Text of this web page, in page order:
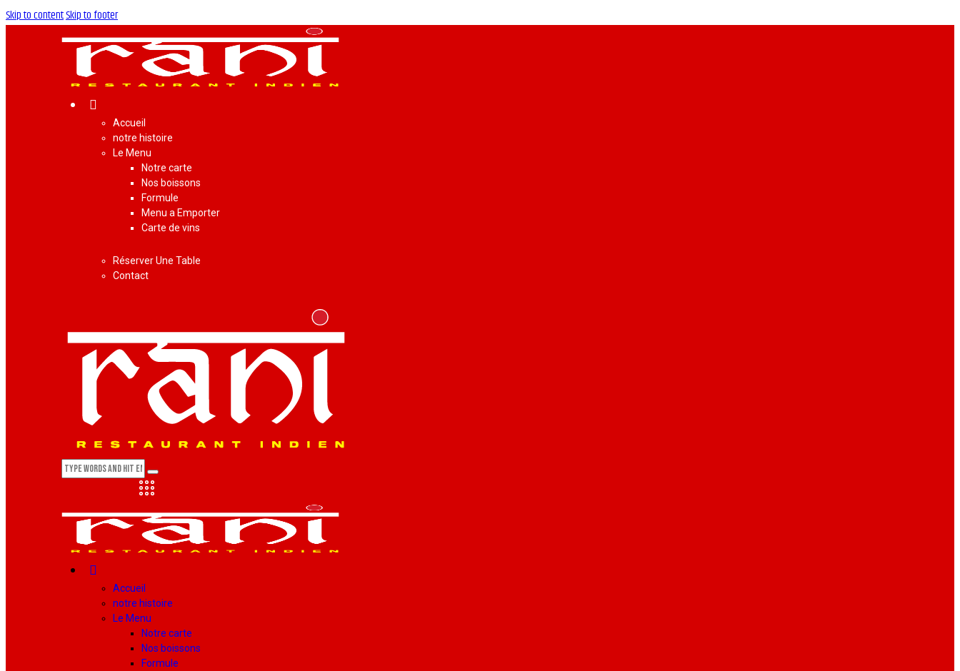
Skip to contentSkip to footer
Accueil
notre histoire
Le Menu
Notre carte
Nos boissons
Formule
Menu a Emporter
Carte de vins
Réserver Une Table
Contact
Accueil
notre histoire
Le Menu
Notre carte
Nos boissons
Formule